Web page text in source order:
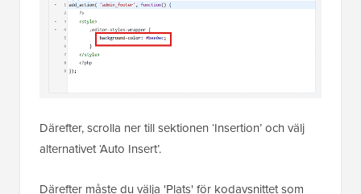
Därefter, scrolla ner till sektionen ‘Insertion’ och välj
alternativet ‘Auto Insert’.
Därefter måste du välja 'Plats' för kodavsnittet som